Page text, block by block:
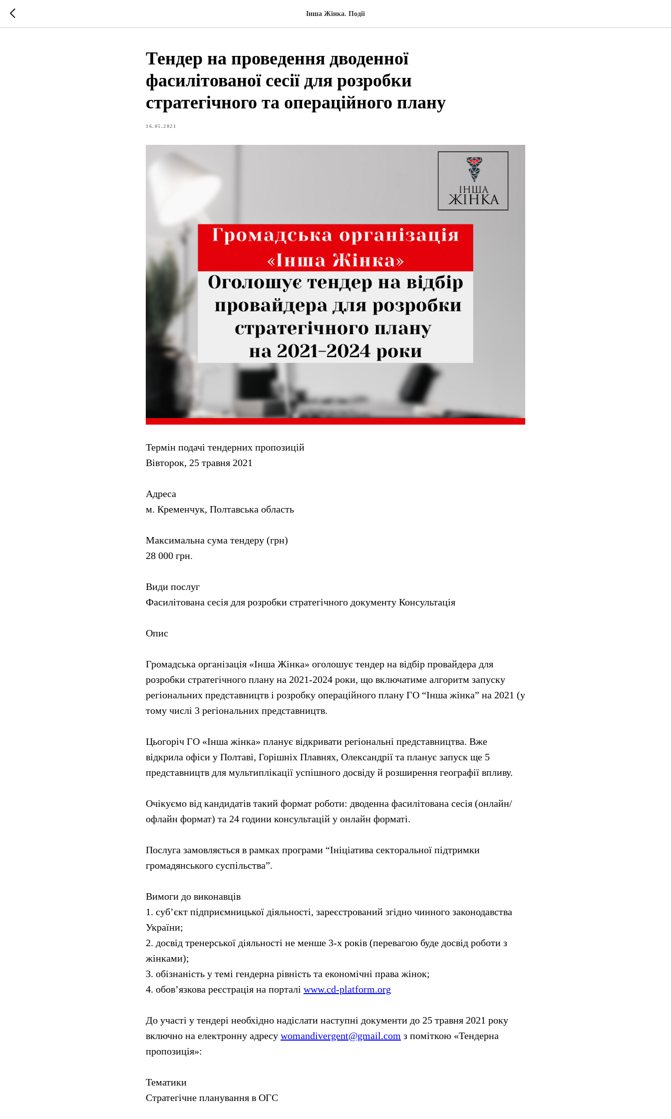
Інша Жінка. Події
Тендер на проведення дводенної
фасилітованої сесії для розробки
стратегічного та операційного плану
16.05.2021
Термін подачі тендерних пропозицій
Вівторок, 25 травня 2021
Адреса
м. Кременчук, Полтавська область
Максимальна сума тендеру (грн)
28 000 грн.
Види послуг
Фасилітована сесія для розробки стратегічного документу Консультація
Опис
Громадська організація «Інша Жінка» оголошує тендер на відбір провайдера для
розробки стратегічного плану на 2021-2024 роки, що включатиме алгоритм запуску
регіональних представництв і розробку операційного плану ГО “Інша жінка” на 2021 (у
тому числі 3 регіональних представництв.
Цьогоріч ГО «Інша жінка» планує відкривати регіональні представництва. Вже
відкрила офіси у Полтаві, Горішніх Плавнях, Олександрії та планує запуск ще 5
представництв для мультиплікації успішного досвіду й розширення географії впливу.
Очікуємо від кандидатів такий формат роботи: дводенна фасилітована сесія (онлайн/
офлайн формат) та 24 години консультацій у онлайн форматі.
Послуга замовляється в рамках програми “Ініціатива секторальної підтримки
громадянського суспільства”.
Вимоги до виконавців
1. суб’єкт підприємницької діяльності, зареєстрований згідно чинного законодавства
України;
2. досвід тренерської діяльності не менше 3-х років (перевагою буде досвід роботи з
жінками);
3. обізнаність у темі гендерна рівність та економічні права жінок;
4. обов’язкова реєстрація на порталі www.cd-platform.org
До участі у тендері необхідно надіслати наступні документи до 25 травня 2021 року
включно на електронну адресу womandivergent@gmail.com з поміткою «Тендерна
пропозиція»:
Тематики
Стратегічне планування в ОГС